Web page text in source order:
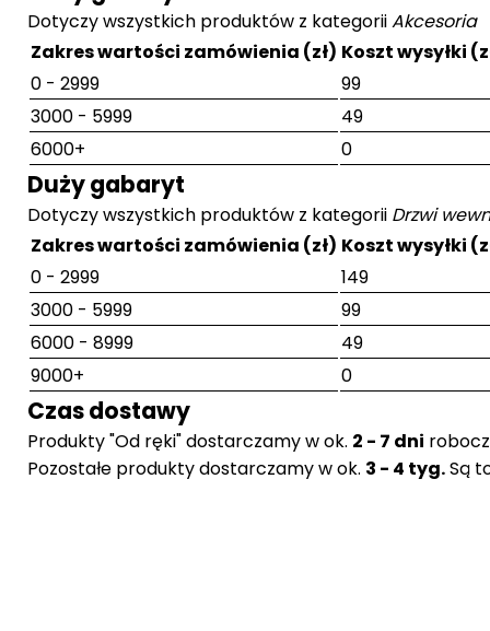
Dotyczy wszystkich produktów z kategoriiAkcesoria
Zakres wartości zamówienia (zł) Koszt wysyłki
0 - 2999
99
3000 - 5999
49
6000+
0
Duży gabaryt
Dotyczy wszystkich produktów z kategorii Drzwi
Zakres wartości zamówienia (zł) Koszt wysyłki
0 - 2999
149
3000 - 5999
99
6000 - 8999
49
9000+
0
Czas dostawy
Produkty "Od ręki" dostarczamy w ok. 2 - 7 dni
Pozostałe produkty dostarczamy w ok. 3 - 4 tyg.Są